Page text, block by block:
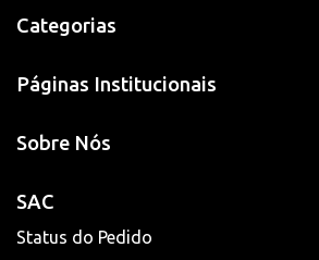
Categorias
Páginas Institucionais
Sobre Nós
SAC
Status do Pedido